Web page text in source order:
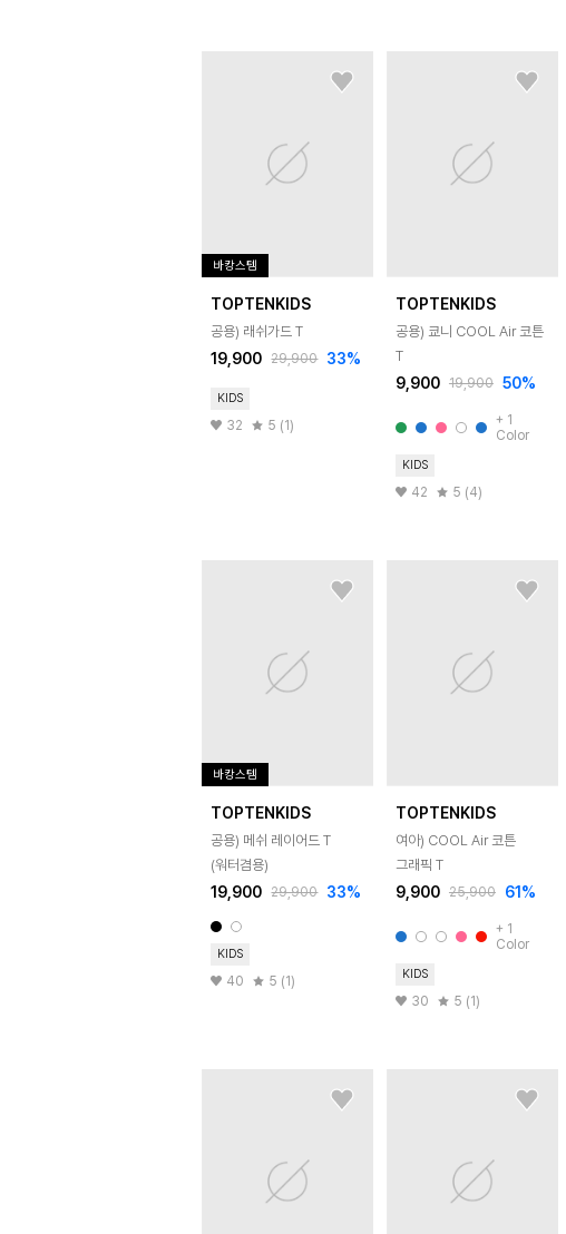
바캉스템
TOPTENKIDS
공용) 래쉬가드 T
19,900 29,900 33%
KIDS
32 5 (1)
TOPTENKIDS
공용) 쿄니 COOL Air 코튼
T
9,900 19,900 50%
+ 1
Color
KIDS
42 5 (4)
바캉스템
TOPTENKIDS
공용) 메쉬 레이어드 T
(워터겸용)
19,900 29,900 33%
KIDS
40 5 (1)
TOPTENKIDS
여아) COOL Air 코튼
그래픽 T
9,900 25,900 61 %
+ 1
Color
KIDS
30 5 (1)